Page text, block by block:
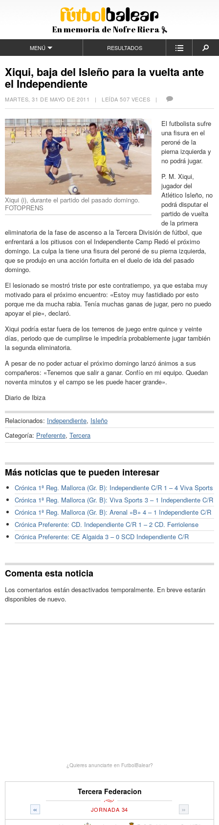
En memoria de Nofre Riera
MENÚ RESULTADOS
Xiqui, baja del Isleño para la vuelta ante
el Independiente
MARTES, 31 DE MAYO DE 2011 | LEÍDA 507 VECES |
Xiqui (i), durante el partido del pasado domingo.
FOTOPRENS
El futbolista sufre
una fisura en el
peroné de la
pierna izquierda y
no podrá jugar.
P. M. Xiqui,
jugador del
Atlético Isleño, no
podrá disputar el
partido de vuelta
de la primera
eliminatoria de la fase de ascenso a la Tercera División de fútbol, que
enfrentará a los pitiusos con el Independiente Camp Redó el próximo
domingo. La culpa la tiene una fisura del peroné de su pierna izquierda,
que se produjo en una acción fortuita en el duelo de ida del pasado
domingo.
El lesionado se mostró triste por este contratiempo, ya que estaba muy
motivado para el próximo encuentro: «Estoy muy fastidiado por esto
porque me da mucha rabia. Tenía muchas ganas de jugar, pero no puedo
apoyar el pie», declaró.
Xiqui podría estar fuera de los terrenos de juego entre quince y veinte
días, periodo que de cumplirse le impediría probablemente jugar también
la segunda eliminatoria.
A pesar de no poder actuar el próximo domingo lanzó ánimos a sus
compañeros: «Tenemos que salir a ganar. Confío en mi equipo. Quedan
noventa minutos y el campo se les puede hacer grande».
Diario de Ibiza
Relacionados: Independiente, Isleño
Categoría: Preferente, Tercera
Más noticias que te pueden interesar
Crónica 1ª Reg. Mallorca (Gr. B): Independiente C/R 1 – 4 Viva Sports
Crónica 1ª Reg. Mallorca (Gr. B): Viva Sports 3 – 1 Independiente C/R
Crónica 1ª Reg. Mallorca (Gr. B): Arenal «B» 4 – 1 Independiente C/R
Crónica Preferente: CD. Independiente C/R 1 – 2 CD. Ferriolense
Crónica Preferente: CE Algaida 3 – 0 SCD Independiente C/R
Comenta esta noticia
Los comentarios están desactivados temporalmente. En breve estarán
disponibles de nuevo.
¿Quieres anunciarte en FutbolBalear?
Tercera Federacion
« »
JORNADA 34